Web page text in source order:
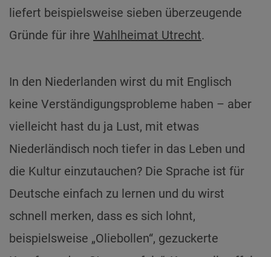
liefert beispielsweise sieben überzeugende
Gründe für ihre Wahlheimat Utrecht.
In den Niederlanden wirst du mit Englisch
keine Verständigungsprobleme haben – aber
vielleicht hast du ja Lust, mit etwas
Niederländisch noch tiefer in das Leben und
die Kultur einzutauchen? Die Sprache ist für
Deutsche einfach zu lernen und du wirst
schnell merken, dass es sich lohnt,
beispielsweise „Oliebollen“, gezuckerte